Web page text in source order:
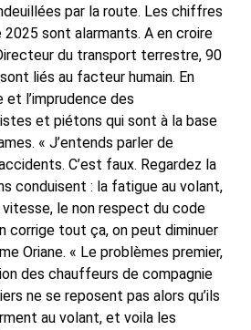
par la route. Les chiffres
sont alarmants. A en croire
du transport terrestre, 90
liés au facteur humain. En
et l’imprudence des
et piétons qui sont à la base
« J’entends parler de
C’est faux. Regardez la
conduisent : la fatigue au volant,
vitesse, le non respect du code
corrige tout ça, on peut diminuer
Oriane. « Le problèmes premier,
des chauffeurs de compagnie
ne se reposent pas alors qu’ils
au volant, et voila les